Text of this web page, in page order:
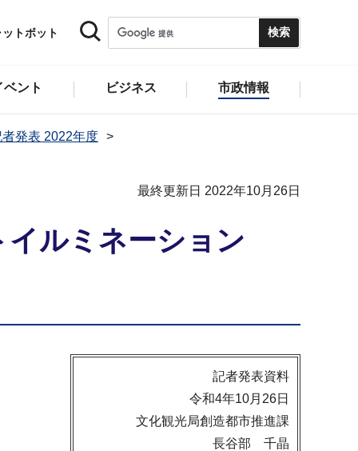
トボット
ント ビジネス 市政情報
者発表 2022年度
最終更新日 2022年10月26日
ルミネーション
記者発表資料
令和4年10月26日
文化観光局創造都市推進課
長谷部 千晶